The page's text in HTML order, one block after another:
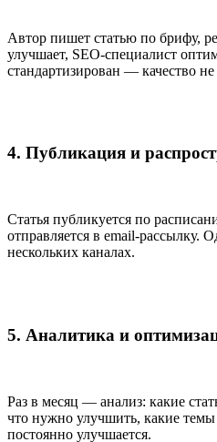
Автор пишет статью по брифу,
улучшает, SEO-специалист
стандартизирован — качество не
4. Публикация и
Статья публикуется по
отправляется в email-рассылку.
нескольких каналах.
5. Аналитика и
Раз в месяц — анализ: какие
что нужно улучшить, какие
постоянно улучшается.